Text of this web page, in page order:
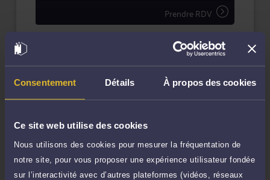
Consentement Détails À propos des cookies
Ce site web utilise des cookies
Nous utilisons des cookies pour mesurer la fréquentation de
notre site, pour vous proposer une expérience utilisateur fondée
sur l’interactivité avec d’autres plateformes (vidéos, réseaux
Prendre RDV
Consultation téléphonique 50 €TTC
Demander un rappel
Question simple
Réponse concise à votre question (moins
de 1.000 caractères)
Poser une question